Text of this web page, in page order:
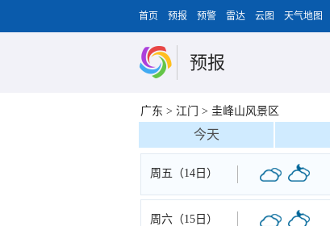
首页 预报 预警 雷达 云图 天气地图
预报
广东 > 江门 > 圭峰山风景区
今天
周五（14日）
周六（15日）